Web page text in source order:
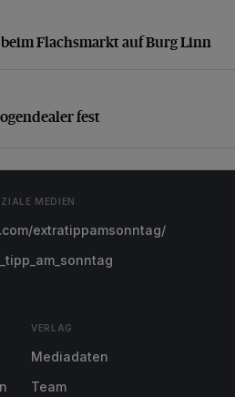
Flachsmarkt auf Burg Linn
Flachsmarkt auf Burg Linn
fest
fest
MEDIEN
extratippamsonntag/
VERLAG
Mediadaten
Team